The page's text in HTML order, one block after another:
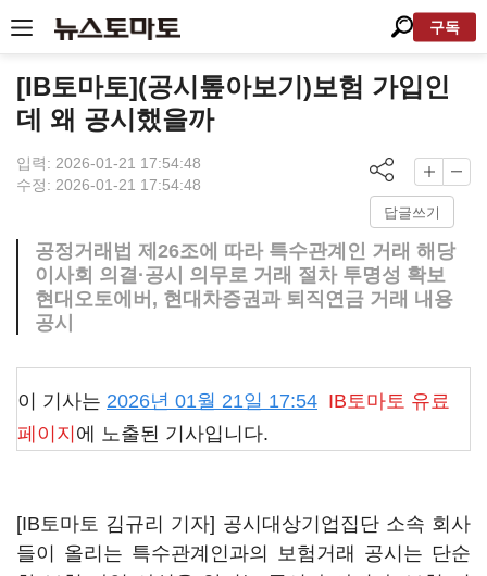
구독
[IB토마토](공시톺아보기)보험 가입인
데 왜 공시했을까
입력: 2026-01-21 17:54:48
수정: 2026-01-21 17:54:48
답글쓰기
공정거래법 제26조에 따라 특수관계인 거래 해당
이사회 의결·공시 의무로 거래 절차 투명성 확보
현대오토에버, 현대차증권과 퇴직연금 거래 내용
공시
이 기사는 2026년 01월 21일 17:54 IB토마토 유료
페이지 에 노출된 기사입니다.
[IB토마토 김규리 기자] 공시대상기업집단 소속 회사
들이 올리는 특수관계인과의 보험거래 공시는 단순